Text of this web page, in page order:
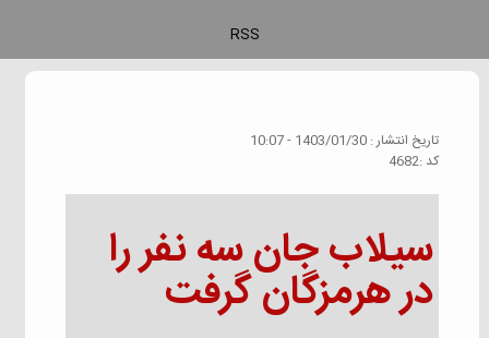
RSS
تاريخ انتشار : 1403/01/30 - 10:07
كد :4682
سیلاب جان سه نفر را
در هرمزگان گرفت